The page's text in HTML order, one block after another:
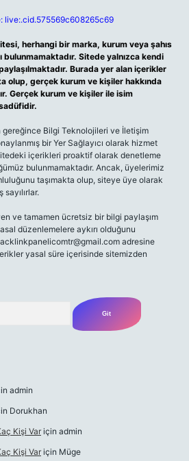
live:.cid.575569c608265c69
herhangi bir marka, kurum veya şahıs
bulunmamaktadır. Sitede yalnızca kendi
Burada yer alan içerikler
olup, gerçek kurum ve kişiler hakkında
Gerçek kurum ve kişiler ile isim
gereğince Bilgi Teknolojileri ve İletişim
bir Yer Sağlayıcı olarak hizmet
içerikleri proaktif olarak denetleme
bulunmamaktadır. Ancak, üyelerimiz
taşımakta olup, siteye üye olarak
ve tamamen ücretsiz bir bilgi paylaşım
düzenlemelere aykırı olduğunu
adresine
yasal süre içerisinde sitemizden
admin
Dorukhan
Kişi Var için admin
Kişi Var için Müge